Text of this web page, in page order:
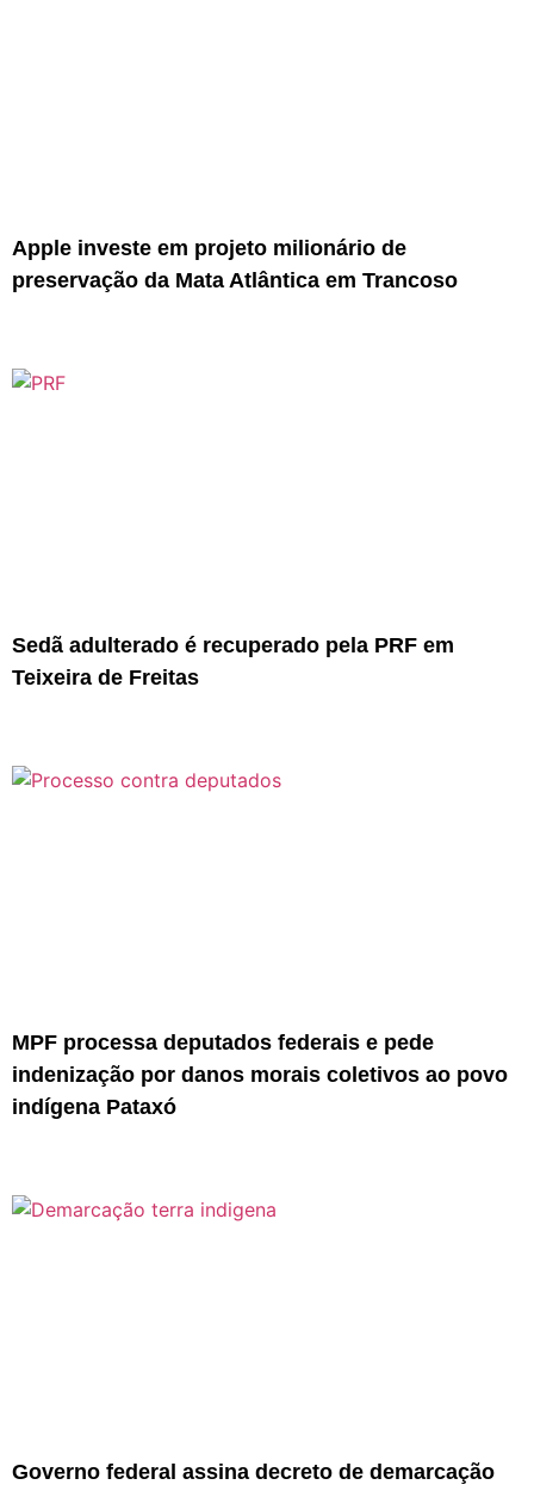
Apple investe em projeto milionário de
preservação da Mata Atlântica em Trancoso
Sedã adulterado é recuperado pela PRF em
Teixeira de Freitas
MPF processa deputados federais e pede
indenização por danos morais coletivos ao povo
indígena Pataxó
Governo federal assina decreto de demarcação